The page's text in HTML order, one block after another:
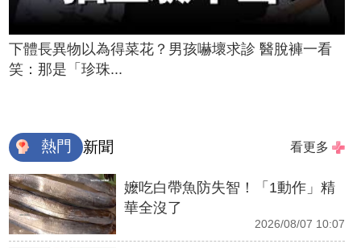
下體長異物以為得菜花？男孩嚇壞求診 醫脫褲一看
笑：那是「珍珠...
熱門 新聞 看更多
嬤吃白帶魚防失智！「1動作」精
華全沒了
2026/08/07 10:07